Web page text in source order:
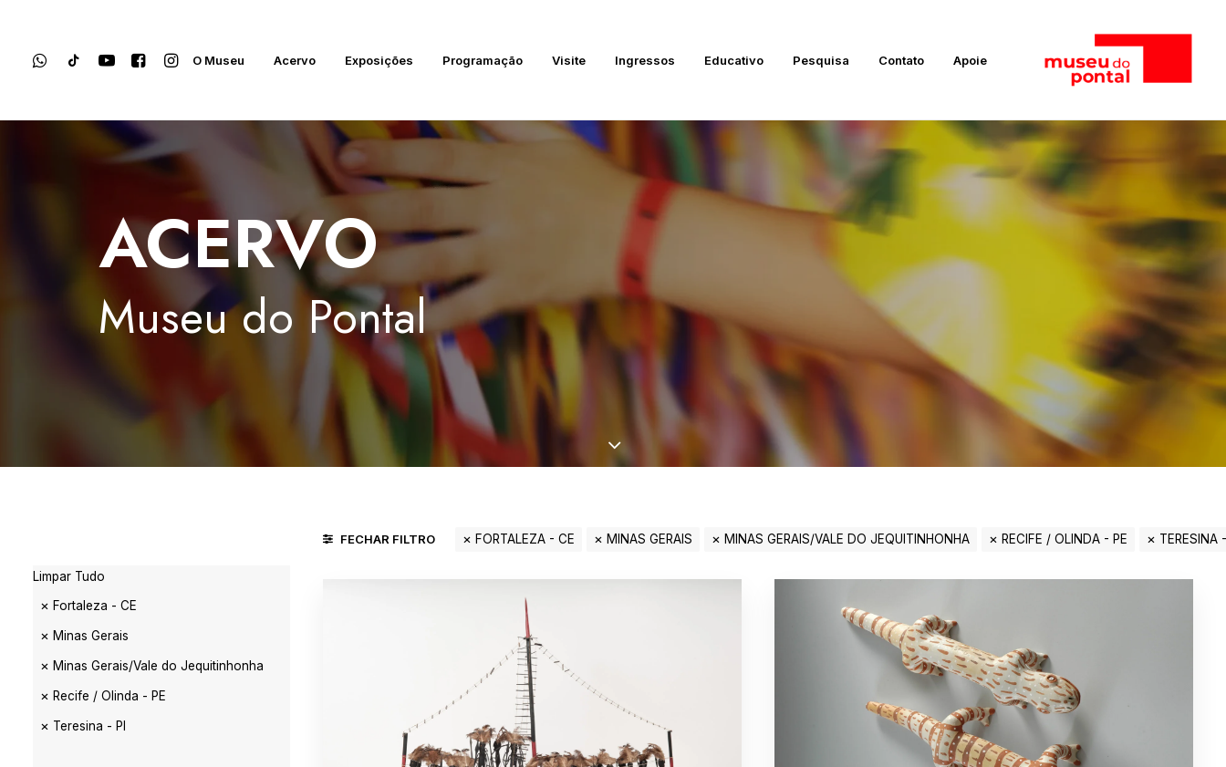
O Museu Acervo Exposições Programação Visite Ingressos Educativo Pesquisa Contato Apoie
ACERVO
Museu do Pontal
Limpar Tudo
Fortaleza - CE
Minas Gerais
Minas Gerais/Vale do Jequitinhonha
Recife / Olinda - PE
Teresina - PI
FECHAR FILTRO FORTALEZA - CE MINAS GERAIS MINAS GERAIS/VALE DO JEQUITINHONHA RECIFE / OLINDA - PE TERESINA